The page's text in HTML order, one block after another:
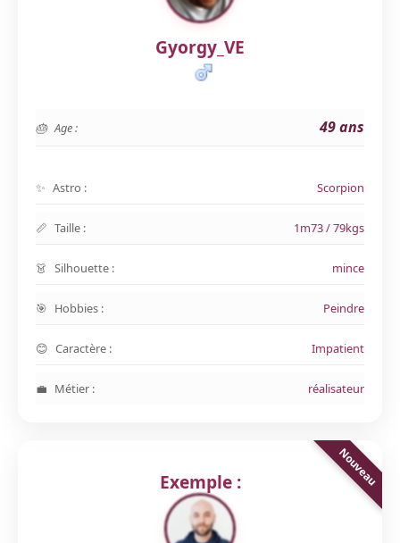
Gyorgy_VE
Age : 49 ans
Astro : Scorpion
Taille : 1m73 / 79kgs
Silhouette : mince
Hobbies : Peindre
Caractère : Impatient
Métier : réalisateur
Exemple :